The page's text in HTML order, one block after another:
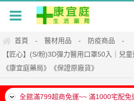
首頁 - 醫材用品 - 防疫商品 -
【匠心】(S/粉)3D彈力醫用口罩50入｜兒
《康宜庭藥局》《保證原廠貨》
全館滿799超商免運~~ 滿1000宅配免